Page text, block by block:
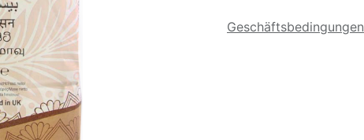
Geschäftsbedingungen